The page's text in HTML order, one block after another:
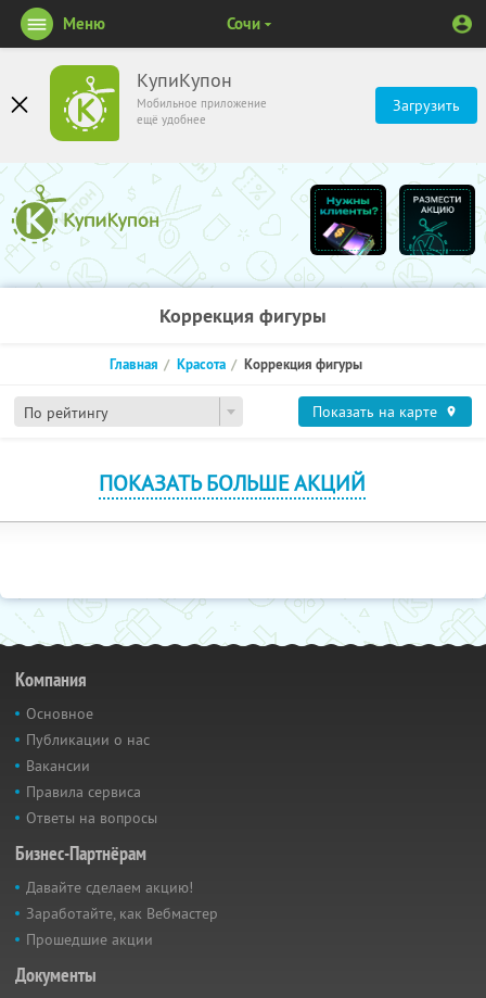
КупиКупон
Мобильное приложение
ещё удобнее
Загрузить
Меню Сочи
Коррекция фигуры
По рейтингу
Главная Красота Коррекция фигуры
Показать на карте
ПОКАЗАТЬ БОЛЬШЕ АКЦИЙ
Компания
Основное
Публикации о нас
Вакансии
Правила сервиса
Ответы на вопросы
Бизнес-Партнёрам
Давайте сделаем акцию!
Заработайте, как Вебмастер
Прошедшие акции
Документы